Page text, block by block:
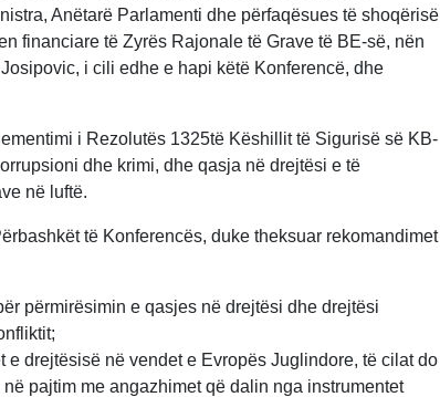
Anëtarë Parlamenti dhe përfaqësues të shoqërisë
financiare të Zyrës Rajonale të Grave të BE-së, nën
i cili edhe e hapi këtë Konferencë, dhe
i Rezolutës 1325të Këshillit të Sigurisë së KB-
dhe krimi, dhe qasja në drejtësi e të
në luftë.
të Konferencës, duke theksuar rekomandimet
përmirësimin e qasjes në drejtësi dhe drejtësi
e drejtësisë në vendet e Evropës Juglindore, të cilat do
pajtim me angazhimet që dalin nga instrumentet